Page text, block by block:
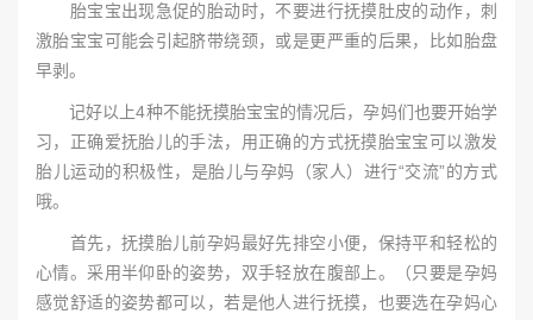
胎宝宝出现急促的胎动时，不要进行抚摸肚皮的动作，刺
激胎宝宝可能会引起脐带绕颈，或是更严重的后果，比如胎盘
早剥。
记好以上4种不能抚摸胎宝宝的情况后，孕妈们也要开始学
习，正确爱抚胎儿的手法，用正确的方式抚摸胎宝宝可以激发
胎儿运动的积极性，是胎儿与孕妈（家人）进行“交流”的方式
哦。
首先，抚摸胎儿前孕妈最好先排空小便，保持平和轻松的
心情。采用半仰卧的姿势，双手轻放在腹部上。（只要是孕妈
感觉舒适的姿势都可以，若是他人进行抚摸，也要选在孕妈心